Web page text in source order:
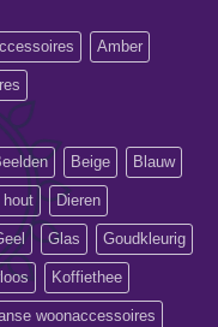
Amber
Beige Blauw
hout Dieren
Glas Goudkleurig
Koffiethee
woonaccessoires